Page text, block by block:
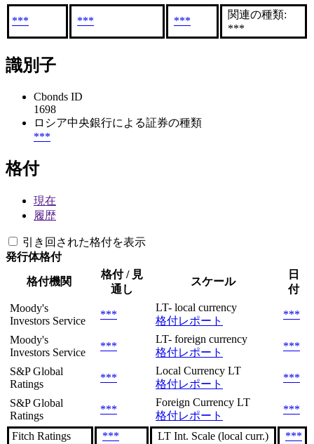
*** *** ***
関連の種類:
***
識別子
Cbonds ID
1698
ロシア中央銀行による証券の種類
***
格付
現在
履歴
引き回された格付を表示
発行体格付
格付機関
格付 / 見
通し
スケール
日
付
Moody's
Investors Service
***
LT- local currency
格付レポート
***
Moody's
Investors Service
***
LT- foreign currency
格付レポート
***
S&P Global
Ratings
***
Local Currency LT
格付レポート
***
S&P Global
Ratings
***
Foreign Currency LT
格付レポート
***
Fitch Ratings *** LT Int. Scale (local curr.) ***